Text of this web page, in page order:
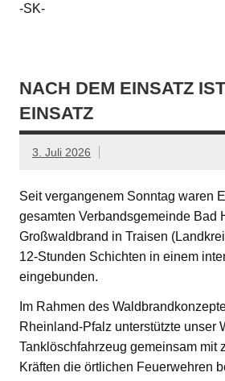
-SK-
NACH DEM EINSATZ
EINSATZ
3. Juli 2026
Seit vergangenem Sonntag waren
gesamten Verbandsgemeinde Bad
Großwaldbrand in Traisen
12-Stunden Schichten in einem
eingebunden.
Im Rahmen des
Rheinland-Pfalz unterstützte unser
Tanklöschfahrzeug gemeinsam mit
Kräften die örtlichen Feuerwehren